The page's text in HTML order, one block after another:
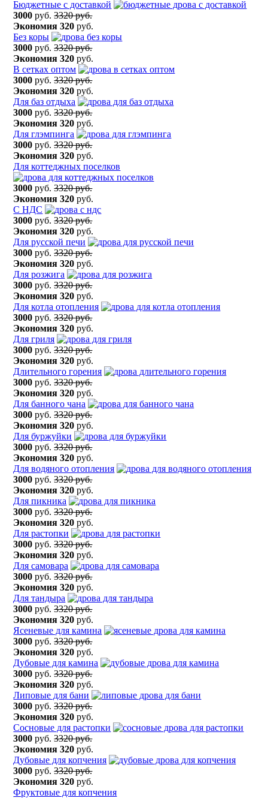
Бюджетные с доставкой
3000 руб.3320 руб.
Экономия 320 руб.
Без коры
3000 руб.3320 руб.
Экономия 320 руб.
В сетках оптом
3000 руб.3320 руб.
Экономия 320 руб.
Для баз отдыха
3000 руб.3320 руб.
Экономия 320 руб.
Для глэмпинга
3000 руб.3320 руб.
Экономия 320 руб.
Для коттеджных поселков
3000 руб.3320 руб.
Экономия 320 руб.
С НДС
3000 руб.3320 руб.
Экономия 320 руб.
Для русской печи
3000 руб.3320 руб.
Экономия 320 руб.
Для розжига
3000 руб.3320 руб.
Экономия 320 руб.
Для котла отопления
3000 руб.3320 руб.
Экономия 320 руб.
Для гриля
3000 руб.3320 руб.
Экономия 320 руб.
Длительного горения
3000 руб.3320 руб.
Экономия 320 руб.
Для банного чана
3000 руб.3320 руб.
Экономия 320 руб.
Для буржуйки
3000 руб.3320 руб.
Экономия 320 руб.
Для водяного отопления
3000 руб.3320 руб.
Экономия 320 руб.
Для пикника
3000 руб.3320 руб.
Экономия 320 руб.
Для растопки
3000 руб.3320 руб.
Экономия 320 руб.
Для самовара
3000 руб.3320 руб.
Экономия 320 руб.
Для тандыра
3000 руб.3320 руб.
Экономия 320 руб.
Ясеневые для камина
3000 руб.3320 руб.
Экономия 320 руб.
Дубовые для камина
3000 руб.3320 руб.
Экономия 320 руб.
Липовые для бани
3000 руб.3320 руб.
Экономия 320 руб.
Сосновые для растопки
3000 руб.3320 руб.
Экономия 320 руб.
Дубовые для копчения
3000 руб.3320 руб.
Экономия 320 руб.
Фруктовые для копчения